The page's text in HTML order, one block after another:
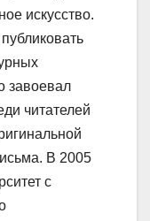
искусство.
завоевал
читателей
В 2005
с